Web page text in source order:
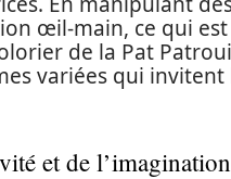
œil-main, ce qui est
de la Pat
variées qui
et de l’imagination